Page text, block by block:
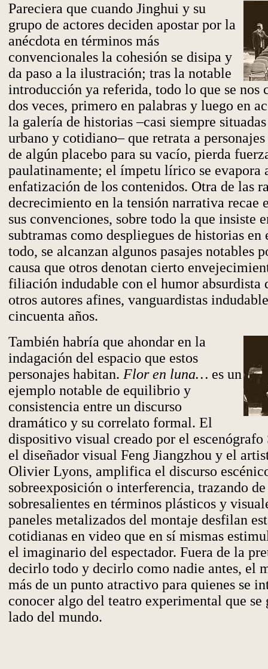
Pareciera que cuando Jinghui y su
grupo de actores deciden apostar por la
anécdota en términos más
convencionales la cohesión se disipa y
da paso a la ilustración; tras la notable
introducción ya referida, todo lo que se nos
dos veces, primero en palabras y luego en
la galería de historias –casi siempre
urbano y cotidiano– que retrata a
de algún placebo para su vacío, pierda
paulatinamente; el ímpetu lírico se evapora
enfatización de los contenidos. Otra de las
decrecimiento en la tensión narrativa recae
sus convenciones, sobre todo la que insiste
subtramas como despliegues de historias en
todo, se alcanzan algunos pasajes notables
causa que otros denotan cierto
filiación indudable con el humor absurdista
otros autores afines, vanguardistas
cincuenta años.
También habría que ahondar en la
indagación del espacio que estos
personajes habitan. Flor en luna… es un
ejemplo notable de equilibrio y
consistencia entre un discurso
dramático y su correlato formal. El
dispositivo visual creado por el escenógrafo
el diseñador visual Feng Jiangzhou y el
Olivier Lyons, amplifica el discurso
sobreexposición o interferencia, trazando
sobresalientes en términos plásticos y
paneles metalizados del montaje desfilan
cotidianas en video que en sí mismas
el imaginario del espectador. Fuera de la
decirlo todo y decirlo como nadie antes, el
más de un punto atractivo para quienes se
conocer algo del teatro experimental que se
lado del mundo.